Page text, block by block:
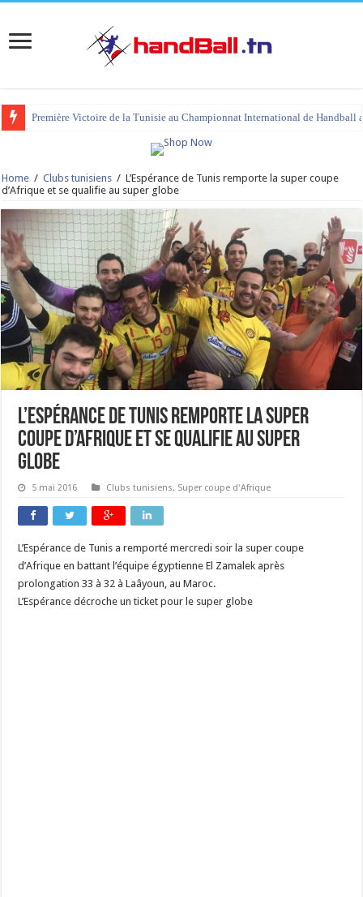
Première Victoire de la Tunisie au Championnat International de Handball
tournoi international Hammamet 2023 : programme et liste des joueurs
Home / Clubs tunisiens / L’Espérance de Tunis remporte la super coupe
d’Afrique et se qualifie au super globe
L’Espérance de Tunis remporte la super
coupe d’Afrique et se qualifie au super
globe
5 mai 2016 Clubs tunisiens, Super coupe d'Afrique
L’Espérance de Tunis a remporté mercredi soir la super coupe
d’Afrique en battant l’équipe égyptienne El Zamalek après
prolongation 33 à 32 à Laâyoun, au Maroc.
L’Espérance décroche un ticket pour le super globe